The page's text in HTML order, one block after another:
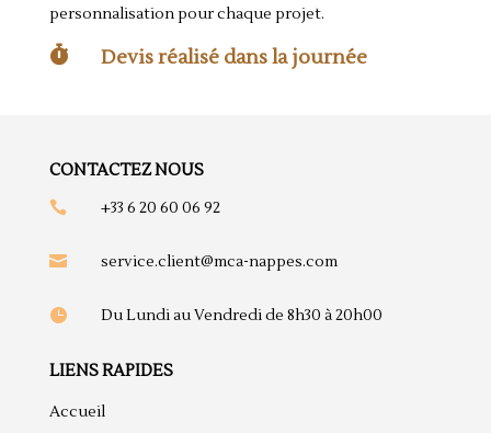
personnalisation pour chaque projet.
 Devis réalisé dans la journée
CONTACTEZ NOUS
 +33 6 20 60 06 92
 service.client@mca-nappes.com
 Du Lundi au Vendredi de 8h30 à 20h00
LIENS RAPIDES
Accueil